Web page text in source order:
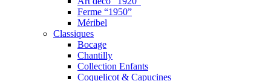
Ferme “1950”
Méribel
Classiques
Bocage
Chantilly
Collection Enfants
Coquelicot & Capucines